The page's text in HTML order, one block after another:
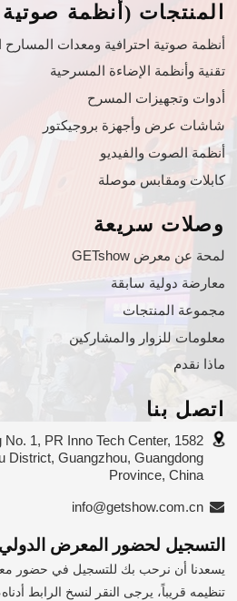
المنتجات (أنظمة صوتية
أنظمة صوتية احترافية ومعدات المسارح
تقنية وأنظمة الإضاءة المسرحية
أدوات وتجهيزات المسرح
شاشات عرض وأجهزة بروجيكتور
أنظمة الصوت والفيديو
كابلات ومقابس موصلة
وصلات سريعة
لمحة عن معرض GETshow
معارضة دولية سابقة
مجموعة المنتجات
معلومات للزوار والمشاركين
ماذا نقدم
اتصل بنا
No. 1, PR Inno Tech Center, 1582
District, Guangzhou, Guangdong
Province, China
info@getshow.com.cn
التسجيل لحضور المعرض الدولي
تنظيمه قريباً، يرجى النقر لنسخ الرابط